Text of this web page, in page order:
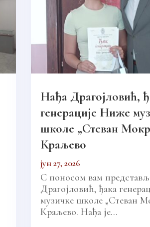
Нађа Драгојловић,
генерације Ниже
школе „Стеван
Краљево
јун 27, 2026
С поносом вам
Драгојловић, ђака
музичке школе „Стеван
Краљево. Нађа је...